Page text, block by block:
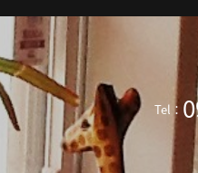
Tel：